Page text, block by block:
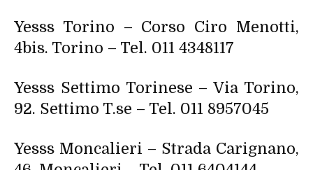
Yesss Torino – Corso Ciro Menotti,
4bis. Torino – Tel. 011 4348117
Yesss Settimo Torinese – Via Torino,
92. Settimo T.se – Tel. 011 8957045
Yesss Moncalieri – Strada Carignano,